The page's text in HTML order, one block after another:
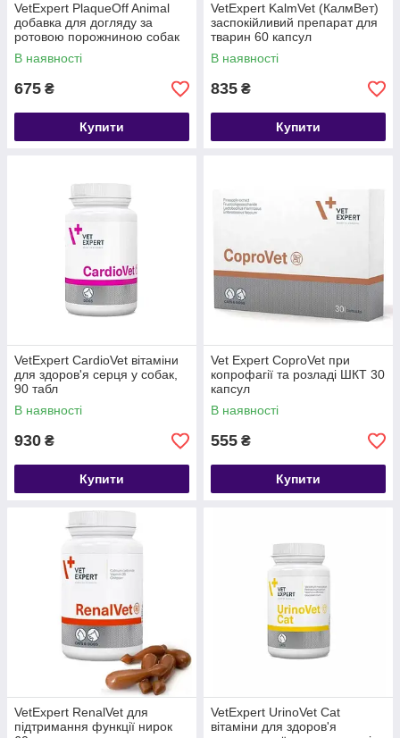
VetExpert PlaqueOff Animal
добавка для догляду за
ротовою порожниною собак
та котів, 20 гр
В наявності
675 ₴
Купити
VetExpert KalmVet (КалмВет)
заспокійливий препарат для
тварин 60 капсул
В наявності
835 ₴
Купити
VetExpert CardioVet вітаміни
для здоров'я серця у собак,
90 табл
В наявності
930 ₴
Купити
Vet Expert CoproVet при
копрофагії та розладі ШКТ 30
капсул
В наявності
555 ₴
Купити
VetExpert RenalVet для
підтримання функції нирок
VetExpert UrinoVet Cat
вітаміни для здоров'я